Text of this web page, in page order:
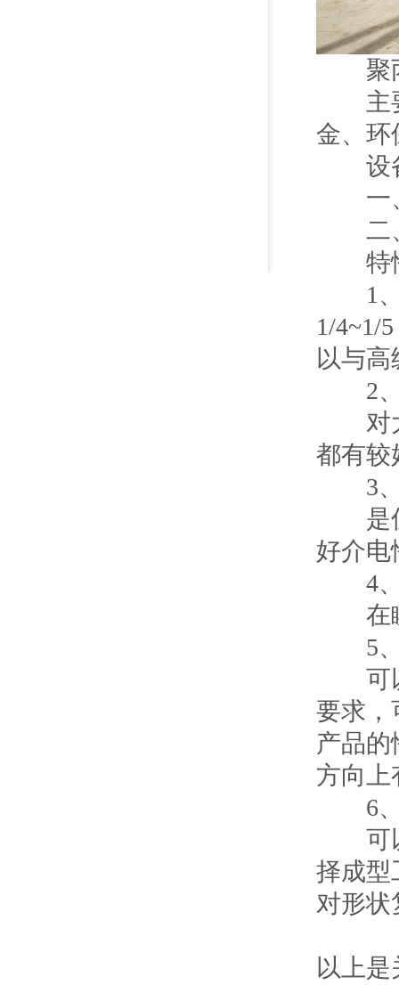
聚
主要
金、环
设备
一、
二、
特
1、
1/4~1/
以与
2、
对大
都有较
3、
是优
好介电
4、
在瞬
5、
可以
要求，
产品
方向上
6、
可以
择成型
对形状
以上